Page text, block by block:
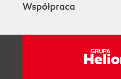
Współpraca